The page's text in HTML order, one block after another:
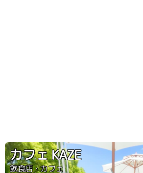
カフェ KAZE
飲食店・カフェ